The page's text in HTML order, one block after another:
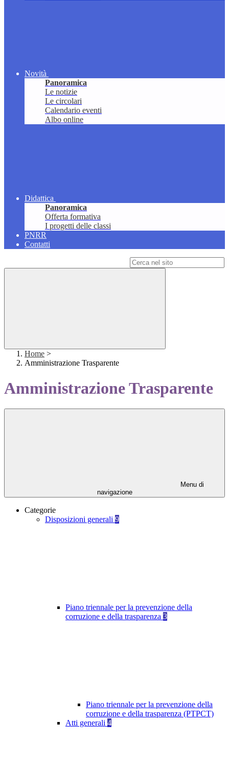
Novità
Panoramica
Le notizie
Le circolari
Calendario eventi
Albo online
Didattica
Panoramica
Offerta formativa
I progetti delle classi
PNRR
Contatti
Home >
Amministrazione Trasparente
Amministrazione Trasparente
Menu di
navigazione
Categorie
Disposizioni generali 9
Piano triennale per la prevenzione della
corruzione e della trasparenza 3
Piano triennale per la prevenzione della
corruzione e della trasparenza (PTPCT)
Atti generali 4